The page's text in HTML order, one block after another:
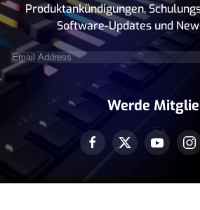
Produktankündigungen,
Software-Updates und
Email
Address(erforderlich)
Werde